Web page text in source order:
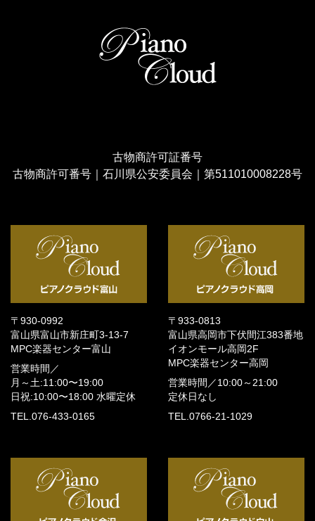
古物商許可証番号
古物商許可番号｜石川県公安委員会｜第511010008228号
〒930-0992
富山県富山市新庄町3-13-7
MPC楽器センター富山
営業時間／
月～土:11:00〜19:00
日祝:10:00〜18:00 水曜定休
TEL.076-433-0165
〒933-0813
富山県高岡市下伏間江383番地
イオンモール高岡2F
MPC楽器センター高岡
営業時間／ 10:00～21:00
定休日なし
TEL.0766-21-1029